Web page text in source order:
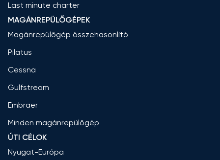
Last minute charter
MAGÁNREPÜLŐGÉPEK
Magánrepülőgép összehasonlító
Pilatus
Cessna
Gulfstream
Embraer
Minden magánrepülőgép
ÚTI CÉLOK
Nyugat-Európa